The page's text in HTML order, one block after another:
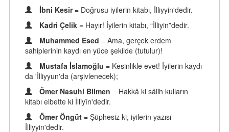
İbni Kesir = Doğrusu iyilerin kitabı, İlliyyin'dedir.
Kadri Çelik = Hayır! İyilerin kitabı, “İlliyin”dedir.
Muhammed Esed = Ama, gerçek erdem
sahiplerinin kaydı en yüce şekilde (tutulur)!
Mustafa İslamoğlu = Kesinlikle evet! İyilerin kaydı
da 'İlliyyun'da (arşivlenecek);
Ömer Nasuhi Bilmen = Hakkâ ki sâlih kulların
kitabı elbette ki İlliyîn'dedir.
Ömer Öngüt = Şüphesiz ki, iyilerin yazısı
İlliyyin'dedir.